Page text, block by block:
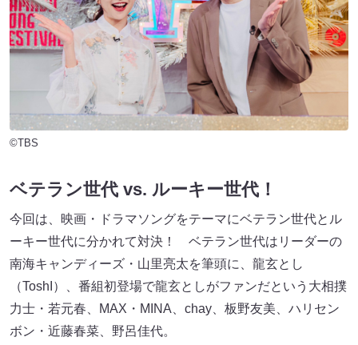
©TBS
ベテラン世代 vs. ルーキー世代！
今回は、映画・ドラマソングをテーマにベテラン世代とル
ーキー世代に分かれて対決！ ベテラン世代はリーダーの
南海キャンディーズ・山里亮太を筆頭に、龍玄とし
（ToshI）、番組初登場で龍玄としがファンだという大相撲
力士・若元春、MAX・MINA、chay、板野友美、ハリセン
ボン・近藤春菜、野呂佳代。